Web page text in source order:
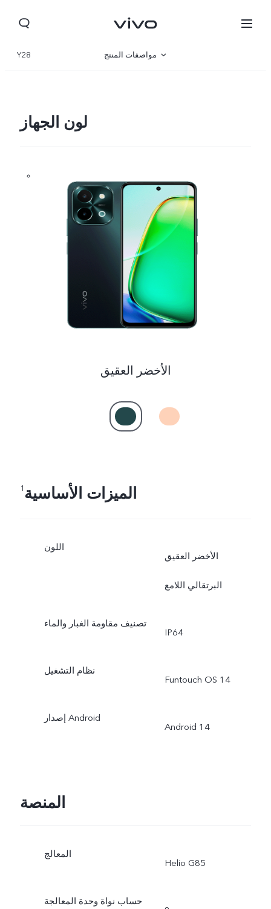
Y28 مواصفات المنتج
لون الجهاز
الأخضر العقيق
الميزات الأساسية 1
اللون
الأخضر العقيق
البرتقالي اللامع
تصنيف مقاومة الغبار والماء
IP64
نظام التشغيل
Funtouch OS 14
إصدار Android
Android 14
المنصة
المعالج
Helio G85
حساب نواة وحدة المعالجة